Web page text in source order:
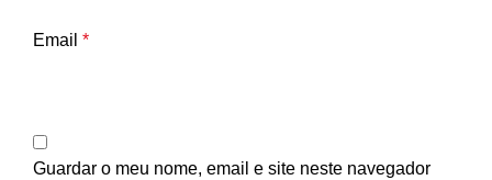
Email *
Guardar o meu nome, email e site neste navegador